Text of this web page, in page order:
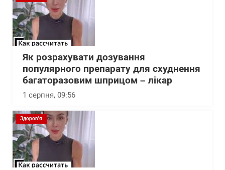
Як розрахувати дозування
популярного препарату для схуднення
багаторазовим шприцом – лікар
1 серпня, 09:56
Здоров'я